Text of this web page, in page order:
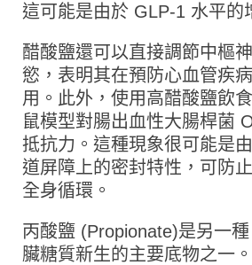
這可能是由於 GLP-1 水平的
醋酸鹽還可以直接調節中樞
慾，表明其在預防心血管疾
用。此外，使用高醋酸鹽飲
鼠模型對腸出血性大腸桿菌
抵抗力。這種現象很可能是
道屏障上的密封特性，可防
全身循環。
丙酸鹽 (Propionate)是另一
臟糖質新生的主要底物之一